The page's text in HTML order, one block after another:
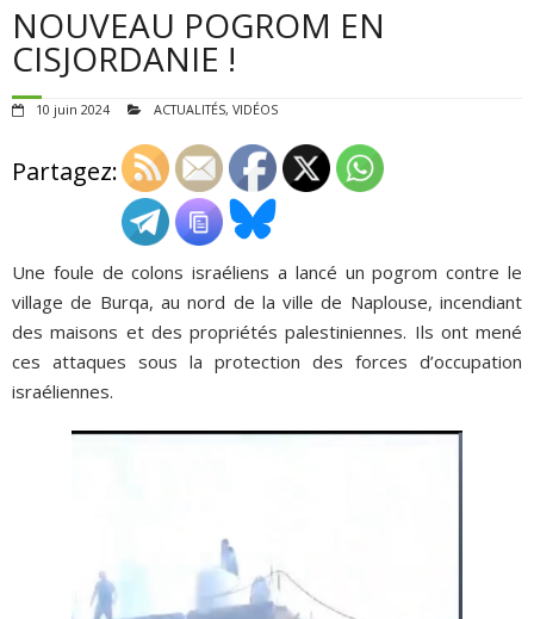
POUR AGIR
QUI SOMMES-NOUS ?
ADHÉSIONS, DONS, CONTACT
NOUVEAU POGROM EN
CISJORDANIE !
10 juin 2024 ACTUALITÉS, VIDÉOS
Partagez:
Une foule de colons israéliens a lancé un pogrom contre le
village de Burqa, au nord de la ville de Naplouse, incendiant
des maisons et des propriétés palestiniennes. Ils ont mené
ces attaques sous la protection des forces d’occupation
israéliennes.